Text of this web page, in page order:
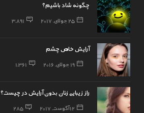
چگونه شاد باشیم؟
25 جولای, 2017 3,891
آرایش خاص چشم
19 جولای, 2016 1,361
راز زیبایی زنان بدون آرایش در چیست؟
12 آگوست, 2017 285